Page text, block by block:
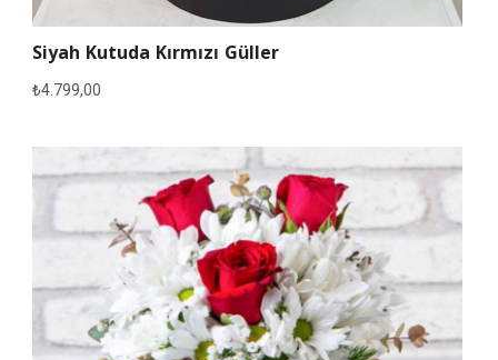
Siyah Kutuda Kırmızı Güller
₺4.799,00